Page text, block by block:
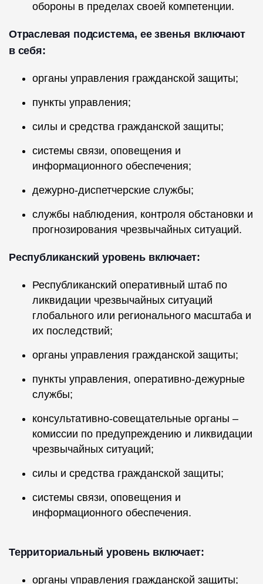
обороны в пределах своей компетенции.
Отраслевая подсистема, ее звенья включают
в себя:
органы управления гражданской защиты;
пункты управления;
силы и средства гражданской защиты;
системы связи, оповещения и
информационного обеспечения;
дежурно-диспетчерские службы;
службы наблюдения, контроля обстановки и
прогнозирования чрезвычайных ситуаций.
Республиканский уровень включает:
Республиканский оперативный штаб по
ликвидации чрезвычайных ситуаций
глобального или регионального масштаба и
их последствий;
органы управления гражданской защиты;
пункты управления, оперативно-дежурные
службы;
консультативно-совещательные органы –
комиссии по предупреждению и ликвидации
чрезвычайных ситуаций;
силы и средства гражданской защиты;
системы связи, оповещения и
информационного обеспечения.
Территориальный уровень включает:
органы управления гражданской защиты;